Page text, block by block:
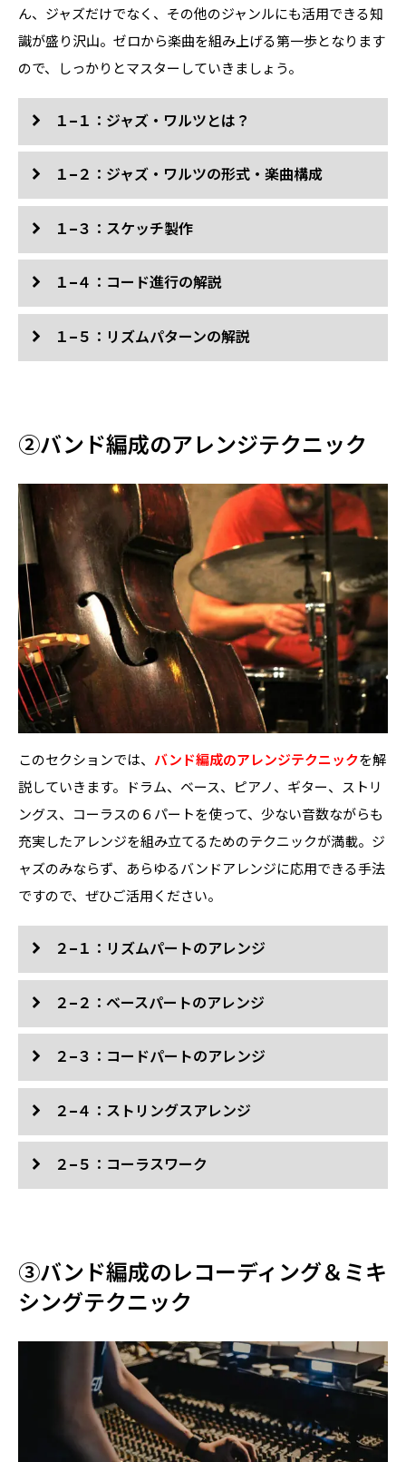
ん、ジャズだけでなく、その他のジャンルにも活用できる知
識が盛り沢山。ゼロから楽曲を組み上げる第一歩となります
ので、しっかりとマスターしていきましょう。
１−１：ジャズ・ワルツとは？
記事を読む
動画で学ぶ
動画学習用テキスト
１−２：ジャズ・ワルツの形式・楽曲構成
動画で学ぶ
動画学習用テキスト
１−３：スケッチ製作
記事を読む
動画で学ぶ
動画学習用テキスト
１−４：コード進行の解説
記事を読む
動画学習用テキスト
１−５：リズムパターンの解説
記事を読む
動画学習用テキスト
②バンド編成のアレンジテクニック
このセクションでは、 バンド編成のアレンジテクニックを解
説していきます。ドラム、ベース、ピアノ、ギター、ストリ
ングス、コーラスの６パートを使って、少ない音数ながらも
充実したアレンジを組み立てるためのテクニックが満載。ジ
ャズのみならず、あらゆるバンドアレンジに応用できる手法
ですので、ぜひご活用ください。
２−１：リズムパートのアレンジ
２−２：ベースパートのアレンジ
２−３：コードパートのアレンジ
２−４：ストリングスアレンジ
２−５：コーラスワーク
③バンド編成のレコーディング＆ミキ
シングテクニック